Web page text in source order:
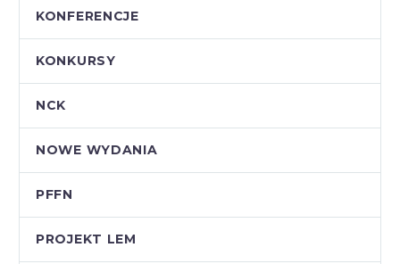
KONFERENCJE
KONKURSY
NCK
NOWE WYDANIA
PFFN
PROJEKT LEM